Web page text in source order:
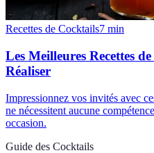
Recettes de Cocktails7 min
Les Meilleures Recettes
Réaliser
Impressionnez vos invités avec
ne nécessitent aucune
occasion.
Guide des Cocktails